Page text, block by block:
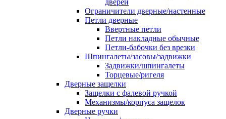
дверей
Ограничители дверные/настенные
Петли дверные
Ввертные петли
Петли накладные обычные
Петли-бабочки без врезки
Шпингалеты/засовы/задвижки
Задвижки/шпингалеты
Торцевые/ригеля
Дверные защелки
Защелки с фалевой ручкой
Механизмы/корпуса защелок
Дверные ручки